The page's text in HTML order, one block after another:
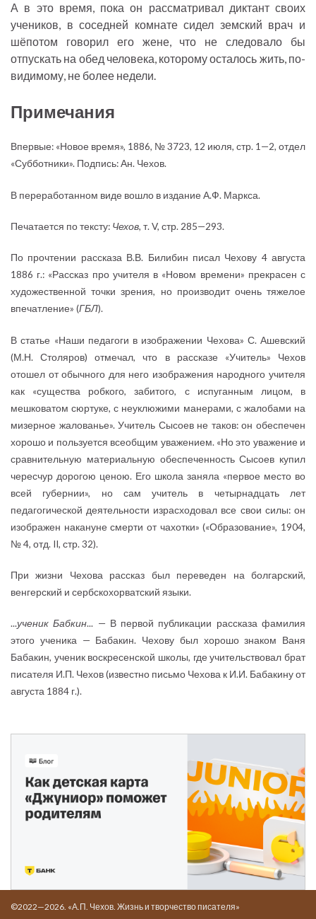
А в это время, пока он рассматривал диктант своих
учеников, в соседней комнате сидел земский врач и
шёпотом говорил его жене, что не следовало бы
отпускать на обед человека, которому осталось жить, по-
видимому, не более недели.
Примечания
Впервые: «Новое время», 1886, № 3723, 12 июля, стр. 1—2, отдел
«Субботники». Подпись: Ан. Чехов.
В переработанном виде вошло в издание А.Ф. Маркса.
Печатается по тексту: Чехов, т. V, стр. 285—293.
По прочтении рассказа В.В. Билибин писал Чехову 4 августа
1886 г.: «Рассказ про учителя в «Новом времени» прекрасен с
художественной точки зрения, но производит очень тяжелое
впечатление» (ГБЛ).
В статье «Наши педагоги в изображении Чехова» С. Ашевский
(М.Н. Столяров) отмечал, что в рассказе «Учитель» Чехов
отошел от обычного для него изображения народного учителя
как «существа робкого, забитого, с испуганным лицом, в
мешковатом сюртуке, с неуклюжими манерами, с жалобами на
мизерное жалованье». Учитель Сысоев не таков: он обеспечен
хорошо и пользуется всеобщим уважением. «Но это уважение и
сравнительную материальную обеспеченность Сысоев купил
чересчур дорогою ценою. Его школа заняла «первое место во
всей губернии», но сам учитель в четырнадцать лет
педагогической деятельности израсходовал все свои силы: он
изображен накануне смерти от чахотки» («Образование», 1904,
№ 4, отд. II, стр. 32).
При жизни Чехова рассказ был переведен на болгарский,
венгерский и сербскохорватский языки.
...ученик Бабкин... — В первой публикации рассказа фамилия
этого ученика — Бабакин. Чехову был хорошо знаком Ваня
Бабакин, ученик воскресенской школы, где учительствовал брат
писателя И.П. Чехов (известно письмо Чехова к И.И. Бабакину от
августа 1884 г.).
©2022—2026. «А.П. Чехов. Жизнь и творчество писателя»